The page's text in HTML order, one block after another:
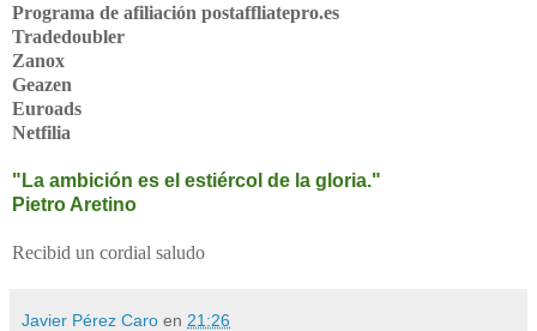
Programa de afiliación postaffliatepro.es
Tradedoubler
Zanox
Geazen
Euroads
Netfilia
"La ambición es el estiércol de la gloria."
Pietro Aretino
Recibid un cordial saludo
Javier Pérez Caro en 21:26